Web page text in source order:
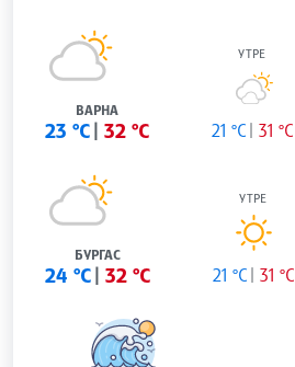
ВАРНА
23 °C 32 °C
УТРЕ
21 °C 31 °C
БУРГАС
24 °C 32 °C
УТРЕ
21 °C 31 °C